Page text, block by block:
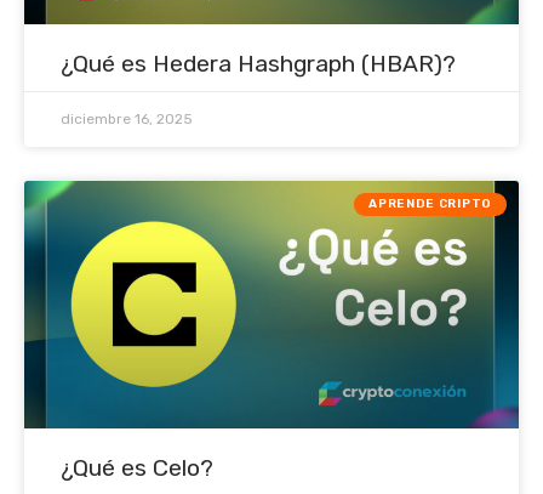
¿Qué es Hedera Hashgraph (HBAR)?
diciembre 16, 2025
APRENDE CRIPTO
¿Qué es Celo?